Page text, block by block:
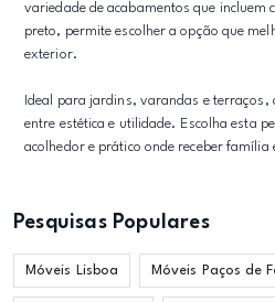
variedade de acabamentos que
preto, permite escolher a opção que
exterior.
Ideal para jardins, varandas e terraços,
entre estética e utilidade. Escolha esta
acolhedor e prático onde receber
Pesquisas Populares
Móveis Lisboa Móveis Paços de